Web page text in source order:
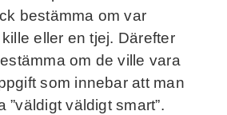
bestämma om var
eller en tjej. Därefter
om de ville vara
som innebar att man
”väldigt väldigt smart”.